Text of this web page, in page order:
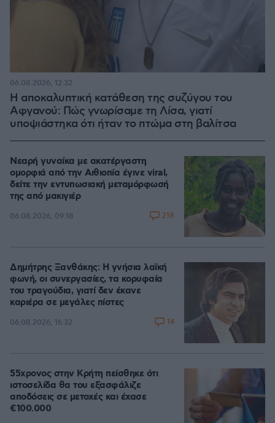
Η αποκαλυπτική κατάθεση της συζύγου του
Αφγανού: Πώς γνωρίσαμε τη Λίσα, γιατί
υποψιάστηκα ότι ήταν το πτώμα στη βαλίτσα
06.08.2026, 12:32
Νεαρή γυναίκα με ακατέργαστη
ομορφιά από την Αιθιοπία έγινε viral,
δείτε την εντυπωσιακή μεταμόρφωσή
της από μακιγιέρ
06.08.2026, 09:18 218
Δημήτρης Ξανθάκης: Η γνήσια λαϊκή
φωνή, οι συνεργασίες, τα κορυφαία
του τραγούδια, γιατί δεν έκανε
καριέρα σε μεγάλες πίστες
06.08.2026, 16:32 14
55χρονος στην Κρήτη πείσθηκε ότι
ιστοσελίδα θα του εξασφάλιζε
αποδόσεις σε μετοχές και έχασε
€100.000